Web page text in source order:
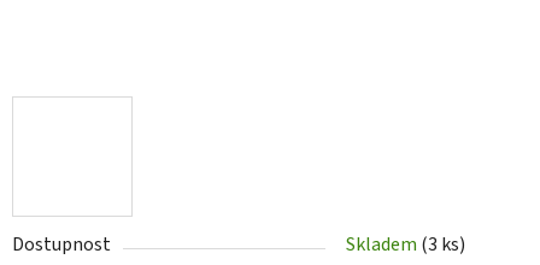
Dostupnost Skladem (3 ks)